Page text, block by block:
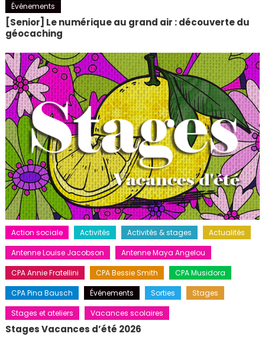
Événements
[Senior] Le numérique au grand air : découverte du
géocaching
Action sociale Activités Activités & stages
Actualités
Antenne Louise Jacobson
Antenne Maya Angelou
CPA Annie Fratellini
CPA Bessie Smith
CPA Musidora
CPA Pina Bausch
Événements Sorties
Stages
Stages et ateliers
Vacances scolaires
Stages Vacances d’été 2026